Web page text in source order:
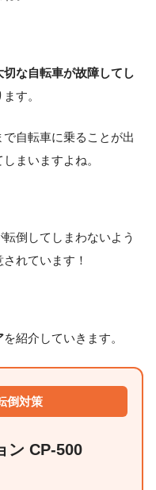
切な自転車が故障してし
す。
自転車に乗ることが出
まいますよね。
倒してしまわないよう
れています！
を紹介していきます。
倒対策
ン CP-500